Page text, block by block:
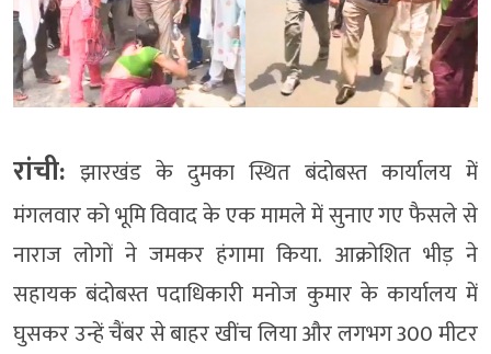
रांची: झारखंड के दुमका स्थित बंदोबस्त कार्यालय में
मंगलवार को भूमि विवाद के एक मामले में सुनाए गए फैसले से
नाराज लोगों ने जमकर हंगामा किया. आक्रोशित भीड़ ने
सहायक बंदोबस्त पदाधिकारी मनोज कुमार के कार्यालय में
घुसकर उन्हें चैंबर से बाहर खींच लिया और लगभग 300 मीटर